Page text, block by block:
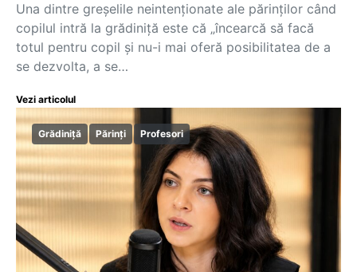
Una dintre greșelile neintenționate ale părinților când
copilul intră la grădiniță este că „încearcă să facă
totul pentru copil și nu-i mai oferă posibilitatea de a
se dezvolta, a se…
Vezi articolul
Grădiniță Părinți Profesori